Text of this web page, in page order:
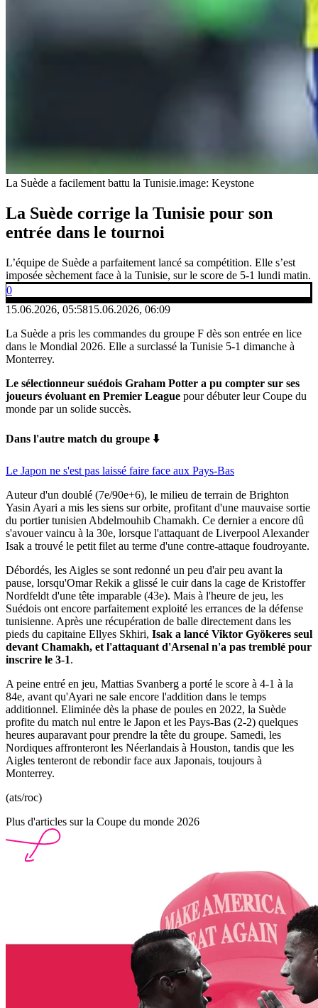
La Suède a facilement battu la Tunisie.image: Keystone
La Suède corrige la Tunisie pour son
entrée dans le tournoi
L’équipe de Suède a parfaitement lancé sa compétition. Elle s’est
imposée sèchement face à la Tunisie, sur le score de 5-1 lundi matin.
0
15.06.2026, 05:5815.06.2026, 06:09
La Suède a pris les commandes du groupe F dès son entrée en lice
dans le Mondial 2026. Elle a surclassé la Tunisie 5-1 dimanche à
Monterrey.
Le sélectionneur suédois Graham Potter a pu compter sur ses
joueurs évoluant en Premier League pour débuter leur Coupe du
monde par un solide succès.
Dans l'autre match du groupe ⬇️
Le Japon ne s'est pas laissé faire face aux Pays-Bas
Auteur d'un doublé (7e/90e+6), le milieu de terrain de Brighton
Yasin Ayari a mis les siens sur orbite, profitant d'une mauvaise sortie
du portier tunisien Abdelmouhib Chamakh. Ce dernier a encore dû
s'avouer vaincu à la 30e, lorsque l'attaquant de Liverpool Alexander
Isak a trouvé le petit filet au terme d'une contre-attaque foudroyante.
Débordés, les Aigles se sont redonné un peu d'air peu avant la
pause, lorsqu'Omar Rekik a glissé le cuir dans la cage de Kristoffer
Nordfeldt d'une tête imparable (43e). Mais à l'heure de jeu, les
Suédois ont encore parfaitement exploité les errances de la défense
tunisienne. Après une récupération de balle directement dans les
pieds du capitaine Ellyes Skhiri, Isak a lancé Viktor Gyökeres seul
devant Chamakh, et l'attaquant d'Arsenal n'a pas tremblé pour
inscrire le 3-1.
A peine entré en jeu, Mattias Svanberg a porté le score à 4-1 à la
84e, avant qu'Ayari ne sale encore l'addition dans le temps
additionnel. Eliminée dès la phase de poules en 2022, la Suède
profite du match nul entre le Japon et les Pays-Bas (2-2) quelques
heures auparavant pour prendre la tête du groupe. Samedi, les
Nordiques affronteront les Néerlandais à Houston, tandis que les
Aigles tenteront de rebondir face aux Japonais, toujours à
Monterrey.
(ats/roc)
Plus d'articles sur la Coupe du monde 2026